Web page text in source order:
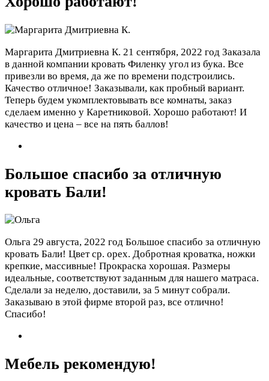
Маргарита Дмитриевна К. 21 сентября, 2022 год Заказала
в данной компании кровать Филенку угол из бука. Все
привезли во время, да же по времени подстроились.
Качество отличное! Заказывали, как пробный вариант.
Теперь будем укомплектовывать все комнаты, заказ
сделаем именно у Каретниковой. Хорошо работают! И
качество и цена – все на пять баллов!
Большое спасибо за отличную
кровать Бали!
Ольга 29 августа, 2022 год Большое спасибо за отличную
кровать Бали! Цвет ср. орех. Добротная кроватка, ножки
крепкие, массивные! Прокраска хорошая. Размеры
идеальные, соответствуют заданным для нашего матраса.
Сделали за неделю, доставили, за 5 минут собрали.
Заказываю в этой фирме второй раз, все отлично!
Спасибо!
Мебель рекомендую!